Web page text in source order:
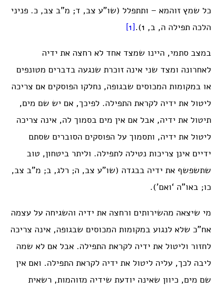
כל שמץ זוהמא – ותתפלל (שו”ע צב, ד; מ”ב צב, כ. פניני
הלכה תפילה ה, ב, 1).
[1]
במצב סתמי, היינו שמצד אחד לא רחצה את ידיה
לאחרונה ומצד שני אינה זוכרת שנגעה בדברים מטונפים
או במקומות המכוסים שבגופה, נחלקו הפוסקים אם צריכה
ליטול את ידיה לקראת התפילה. לפיכך, אם יש שם מים,
תיטול את ידיה, אבל אם אין מים בסמוך לה, אינה צריכה
ליטול את ידיה, ותסמוך על הפוסקים הסוברים שסתם
ידיים אינן צריכות נטילה לתפילה. וליתר ביטחון, טוב
שתשפשף את ידיה בבגדה (שו”ע צב, ה; רלג, ב; מ”ב צב,
כו; באו”ה ‘ואם’).
מי שיצאה מהשירותים ורחצה את ידיה והשגיחה על עצמה
אח”כ שלא לנגוע במקומות המכוסים שבגופה, אינה צריכה
לחזור וליטול את ידיה לקראת התפילה. אבל אם לא שמה
ליבה לכך, עליה ליטול את ידיה לקראת התפילה. ואם אין
שם מים, כיוון שאינה יודעת שידיה מזוהמות, רשאית